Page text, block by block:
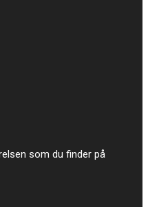
som du finder på